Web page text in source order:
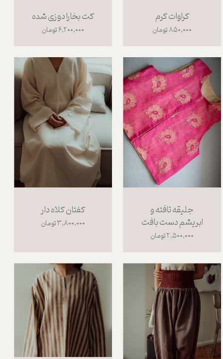
کراوات کرم
۸۵۰,۰۰۰ تومان
کت بخارا دوزی شده
۶,۲۰۰,۰۰۰ تومان
جلیقه تافته و
ابریشم دست بافت
۲,۵۰۰,۰۰۰ تومان
کفتان کلاه دار
۳,۸۰۰,۰۰۰ تومان